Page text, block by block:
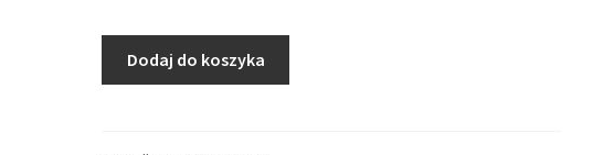
BRIDGESTONE
Dodaj do koszyka